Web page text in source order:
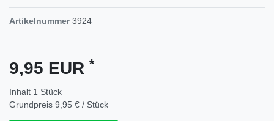
Artikelnummer 3924
9,95 EUR *
Inhalt 1 Stück
Grundpreis 9,95 € / Stück